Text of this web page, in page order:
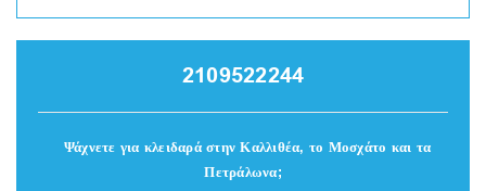
2109522244
Ψάχνετε για κλειδαρά στην Καλλιθέα, το Μοσχάτο και τα
Πετράλωνα;